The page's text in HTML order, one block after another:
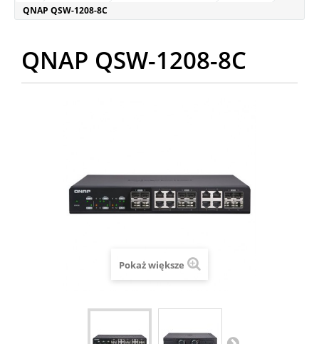
QNAP QSW-1208-8C
QNAP QSW-1208-8C
Pokaż większe